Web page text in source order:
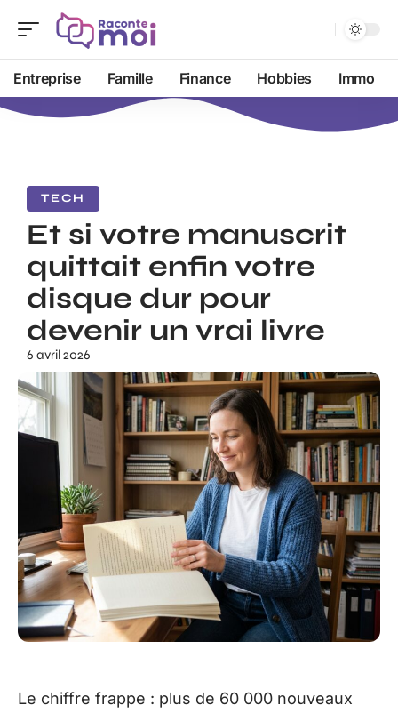
Entreprise Famille Finance Hobbies Immo
TECH
Et si votre manuscrit
quittait enfin votre
disque dur pour
devenir un vrai livre
6 avril 2026
Le chiffre frappe : plus de 60 000 nouveaux